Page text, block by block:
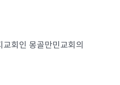
회인 몽골만민교회의